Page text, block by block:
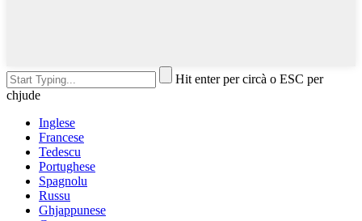
Hit enter per circà o ESC per
chjude
Inglese
Francese
Tedescu
Portughese
Spagnolu
Russu
Ghjappunese